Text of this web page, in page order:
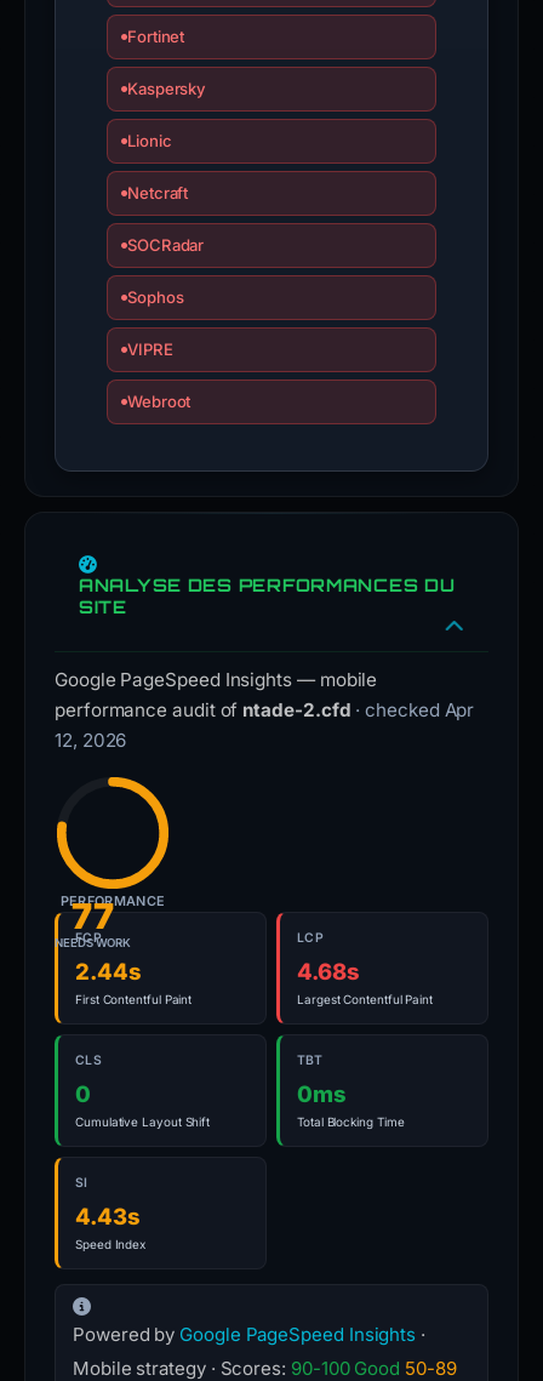
Fortinet
Kaspersky
Lionic
Netcraft
SOCRadar
Sophos
VIPRE
Webroot
ANALYSE DES PERFORMANCES DU
SITE
Google PageSpeed Insights — mobile
performance audit of ntade-2.cfd · checked Apr
12, 2026
77
NEEDS WORK
PERFORMANCE
FCP
2.44s
First Contentful Paint
LCP
4.68s
Largest Contentful Paint
CLS
0
Cumulative Layout Shift
TBT
0ms
Total Blocking Time
SI
4.43s
Speed Index
Powered by Google PageSpeed Insights ·
Mobile strategy · Scores: 90-100 Good 50-89